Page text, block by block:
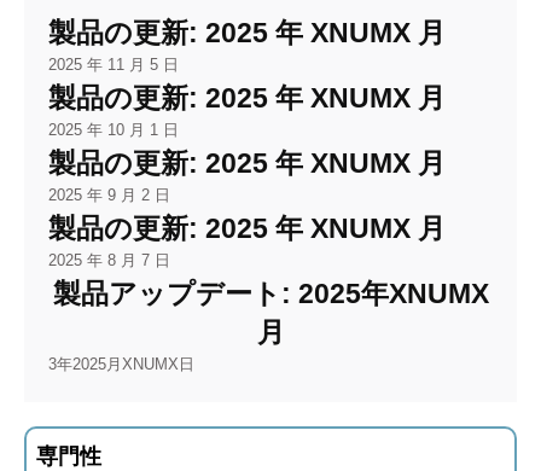
製品の更新: 2025 年 XNUMX 月
2025 年 11 月 5 日
製品の更新: 2025 年 XNUMX 月
2025 年 10 月 1 日
製品の更新: 2025 年 XNUMX 月
2025 年 9 月 2 日
製品の更新: 2025 年 XNUMX 月
2025 年 8 月 7 日
製品アップデート: 2025年XNUMX
月
3年2025月XNUMX日
専門性